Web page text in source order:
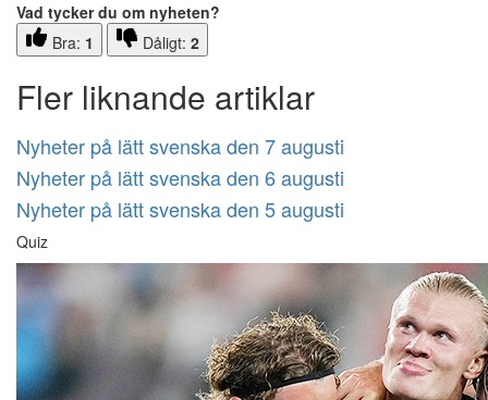
Vad tycker du om nyheten?
Bra: 1 Dåligt: 2
Fler liknande artiklar
Nyheter på lätt svenska den 7 augusti
Nyheter på lätt svenska den 6 augusti
Nyheter på lätt svenska den 5 augusti
Quiz